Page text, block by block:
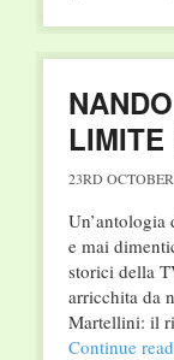
LIMITE
23RD
e mai
storici della
arricchita da
Martellini: il
Continue